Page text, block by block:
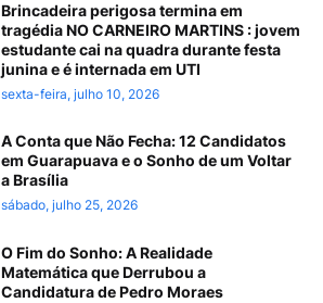
Brincadeira perigosa termina em
tragédia NO CARNEIRO MARTINS : jovem
estudante cai na quadra durante festa
junina e é internada em UTI
sexta-feira, julho 10, 2026
A Conta que Não Fecha: 12 Candidatos
em Guarapuava e o Sonho de um Voltar
a Brasília
sábado, julho 25, 2026
O Fim do Sonho: A Realidade
Matemática que Derrubou a
Candidatura de Pedro Moraes